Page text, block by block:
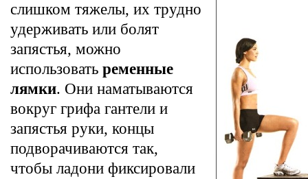
слишком тяжелы, их трудно
удерживать или болят
запястья, можно
использовать ременные
лямки. Они наматываются
вокруг грифа гантели и
запястья руки, концы
подворачиваются так,
чтобы ладони фиксировали